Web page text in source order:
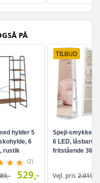
PÅ
hylder 5
6
rustik
(2)
529,-
TILBUD
Spejl-
6 LED, låsbart -
fritstående 360°
helkropsspejl, 3
Vejl. pris 2.019,-